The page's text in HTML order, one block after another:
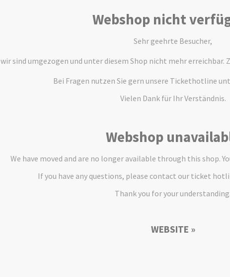
Webshop nicht
Sehr geehrte Besucher,
wir sind umgezogen und unter diesem Shop nicht mehr erreichbar.
Bei Fragen nutzen Sie gern unsere Tickethotline
Vielen Dank für Ihr Verständnis.
Webshop
We have moved and are no longer available through this shop.
If you have any questions, please contact our ticket
Thank you for your understanding.
WEBSITE »